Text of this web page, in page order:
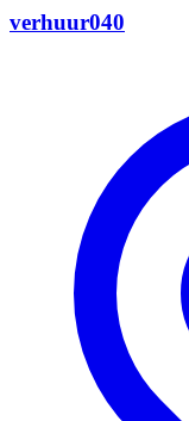
verhuur040